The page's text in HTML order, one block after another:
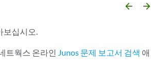
arrow_backward arrow_forward
보십시오.
트웍스 온라인 Junos 문제 보고서 검색 애